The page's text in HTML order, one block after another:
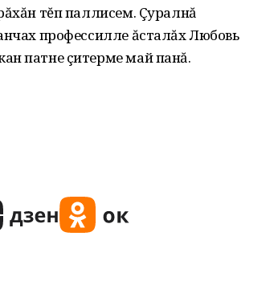
тĕп паллисем. Çуралнă
профессилле ăсталăх Любовь
патне çитерме май панă.